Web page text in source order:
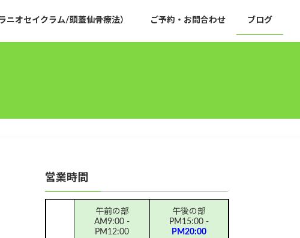
ニオセイクラム/頭蓋仙骨療法） ご予約・お問合わせ ブログ
営業時間
午前の部
AM9:00 -
PM12:00
午後の部
PM15:00 -
PM20:00